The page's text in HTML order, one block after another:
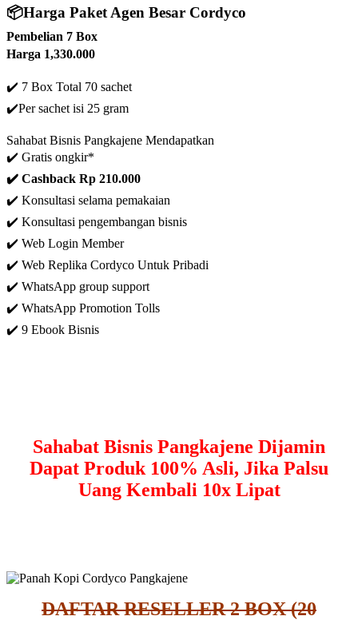
📦Harga Paket Agen Besar Cordyco
Pembelian 7 Box
Harga 1,330.000
✔️ 7 Box Total 70 sachet
✔️Per sachet isi 25 gram
Sahabat Bisnis Pangkajene Mendapatkan
✔️ Gratis ongkir*
✔️ Cashback Rp 210.000
✔️ Konsultasi selama pemakaian
✔️ Konsultasi pengembangan bisnis
✔️ Web Login Member
✔️ Web Replika Cordyco Untuk Pribadi
✔️ WhatsApp group support
✔️ WhatsApp Promotion Tolls
✔️ 9 Ebook Bisnis
Sahabat Bisnis Pangkajene Dijamin
Dapat Produk 100% Asli, Jika Palsu
Uang Kembali 10x Lipat
DAFTAR RESELLER 2 BOX (20